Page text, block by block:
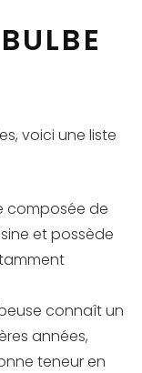
voici une liste
composée de
et possède
connaît un
années,
teneur en